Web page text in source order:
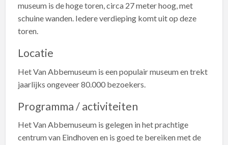
museum is de hoge toren, circa 27 meter hoog, met
schuine wanden. Iedere verdieping komt uit op deze
toren.
Locatie
Het Van Abbemuseum is een populair museum en trekt
jaarlijks ongeveer 80.000 bezoekers.
Programma / activiteiten
Het Van Abbemuseum is gelegen in het prachtige
centrum van Eindhoven en is goed te bereiken met de